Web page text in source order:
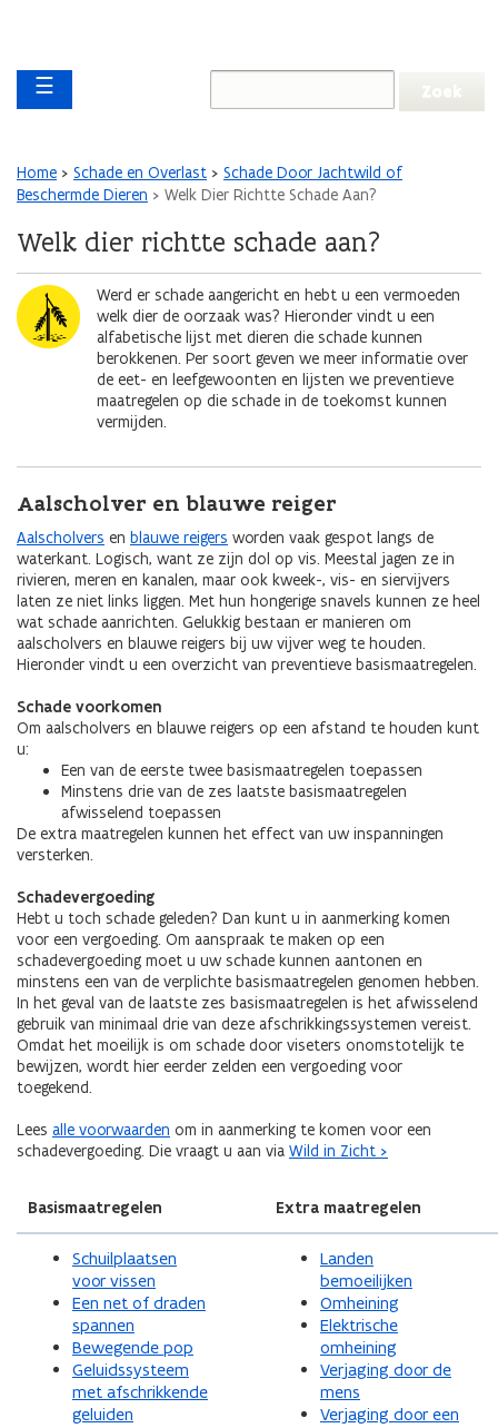
gaan
Main navigation
☰
Kruimelpad
Home Schade en Overlast
Schade Door Jachtwild of
Beschermde Dieren
Welk Dier Richtte Schade Aan?
Welk dier richtte schade aan?
AfbeeldingWerd er schade aangericht en hebt u een vermoeden
welk dier de oorzaak was? Hieronder vindt u een
alfabetische lijst met dieren die schade kunnen
berokkenen. Per soort geven we meer informatie over
de eet- en leefgewoonten en lijsten we preventieve
maatregelen op die schade in de toekomst kunnen
vermijden.
Aalscholver en blauwe reiger
Aalscholvers en blauwe reigers worden vaak gespot langs de
waterkant. Logisch, want ze zijn dol op vis. Meestal jagen ze in
rivieren, meren en kanalen, maar ook kweek-, vis- en siervijvers
laten ze niet links liggen. Met hun hongerige snavels kunnen ze heel
wat schade aanrichten. Gelukkig bestaan er manieren om
aalscholvers en blauwe reigers bij uw vijver weg te houden.
Hieronder vindt u een overzicht van preventieve basismaatregelen.
Schade voorkomen
Om aalscholvers en blauwe reigers op een afstand te houden kunt
u:
Een van de eerste twee basismaatregelen toepassen
Minstens drie van de zes laatste basismaatregelen
afwisselend toepassen
De extra maatregelen kunnen het effect van uw inspanningen
versterken.
Schadevergoeding
Hebt u toch schade geleden? Dan kunt u in aanmerking komen
voor een vergoeding. Om aanspraak te maken op een
schadevergoeding moet u uw schade kunnen aantonen en
minstens een van de verplichte basismaatregelen genomen hebben.
In het geval van de laatste zes basismaatregelen is het afwisselend
gebruik van minimaal drie van deze afschrikkingssystemen vereist.
Omdat het moeilijk is om schade door viseters onomstotelijk te
bewijzen, wordt hier eerder zelden een vergoeding voor
toegekend.
Lees alle voorwaarden om in aanmerking te komen voor een
schadevergoeding. Die vraagt u aan via Wild in Zicht >
Basismaatregelen Extra maatregelen
Schuilplaatsen
voor vissen
Een net of draden
spannen
Bewegende pop
Geluidssysteem
met afschrikkende
geluiden
Landen
bemoeilijken
Omheining
Elektrische
omheining
Verjaging door de
mens
Verjaging door een